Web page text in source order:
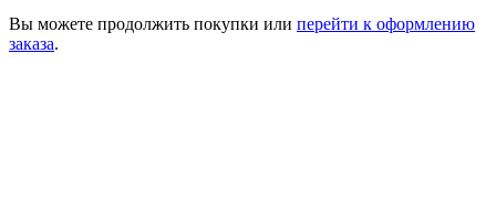
Вы можете продолжить покупки или перейти к оформлению
заказа.